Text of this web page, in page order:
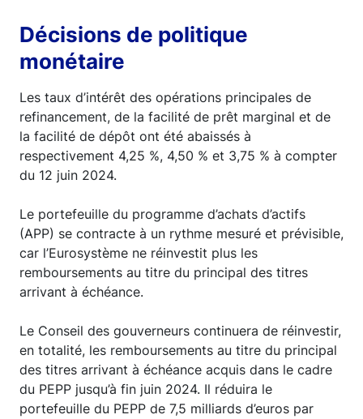
Décisions de politique
monétaire
Les taux d’intérêt des opérations principales de
refinancement, de la facilité de prêt marginal et de
la facilité de dépôt ont été abaissés à
respectivement 4,25 %, 4,50 % et 3,75 % à compter
du 12 juin 2024.
Le portefeuille du programme d’achats d’actifs
(APP) se contracte à un rythme mesuré et prévisible,
car l’Eurosystème ne réinvestit plus les
remboursements au titre du principal des titres
arrivant à échéance.
Le Conseil des gouverneurs continuera de réinvestir,
en totalité, les remboursements au titre du principal
des titres arrivant à échéance acquis dans le cadre
du PEPP jusqu’à fin juin 2024. Il réduira le
portefeuille du PEPP de 7,5 milliards d’euros par